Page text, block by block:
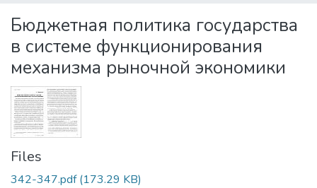
Statistics
Бюджетная политика государства
в системе функционирования
механизма рыночной экономики
Files
342-347.pdf(173.29 KB)